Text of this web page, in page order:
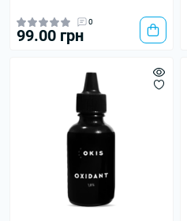
0
99.00 грн